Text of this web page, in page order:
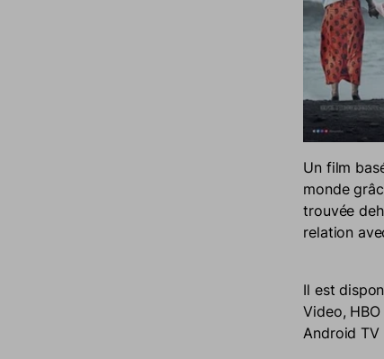
Un film
monde
trouvée
relation
Il est
Video,
Android TV